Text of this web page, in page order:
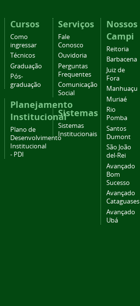
Cursos
Como
ingressar
Técnicos
Graduação
Pós-
graduação
Planejamento
Institucional
Plano de
Desenvolvimento
Institucional
- PDI
Serviços
Fale
Conosco
Ouvidoria
Perguntas
Frequentes
Comunicação
Social
Sistemas
Sistemas
Institucionais
Nossos
Campi
Reitoria
Barbacena
Juiz de
Fora
Manhuaçu
Muriaé
Rio
Pomba
Santos
Dumont
São João
del-Rei
Avançado
Bom
Sucesso
Avançado
Cataguases
Avançado
Ubá